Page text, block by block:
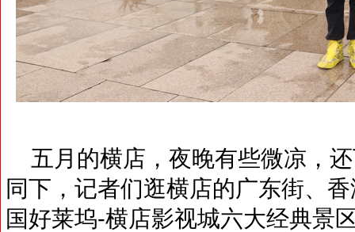
五月的横店，夜晚有些微凉，
同下，记者们逛横店的广东街、
国好莱坞-横店影视城六大经典景